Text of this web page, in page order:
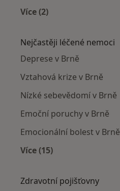
Více (2)
Nejčastěji léčené nemoci
Deprese v Brně
Vztahová krize v Brně
Nízké sebevědomí v Brně
Emoční poruchy v Brně
Emocionální bolest v Brně
Více (15)
Zdravotní pojišťovny